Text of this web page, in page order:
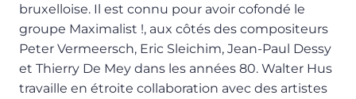
bruxelloise. Il est connu pour avoir cofondé le
groupe Maximalist !, aux côtés des compositeurs
Peter Vermeersch, Eric Sleichim, Jean-Paul Dessy
et Thierry De Mey dans les années 80. Walter Hus
travaille en étroite collaboration avec des artistes